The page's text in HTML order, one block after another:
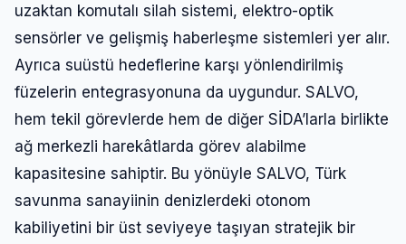
uzaktan komutalı silah sistemi, elektro-optik
sensörler ve gelişmiş haberleşme sistemleri yer alır.
Ayrıca suüstü hedeflerine karşı yönlendirilmiş
füzelerin entegrasyonuna da uygundur. SALVO,
hem tekil görevlerde hem de diğer SİDA’larla birlikte
ağ merkezli harekâtlarda görev alabilme
kapasitesine sahiptir. Bu yönüyle SALVO, Türk
savunma sanayiinin denizlerdeki otonom
kabiliyetini bir üst seviyeye taşıyan stratejik bir